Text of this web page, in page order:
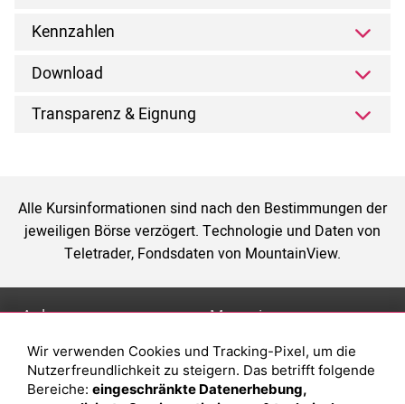
Kennzahlen
Download
Transparenz & Eignung
Alle Kursinformationen sind nach den Bestimmungen der
jeweiligen Börse verzögert. Technologie und Daten von
Teletrader, Fondsdaten von MountainView.
Anlage
Depot eröffnen
Depot vergleichen
Magazin
Was sind sind ETFs?
Sparplan Vorteile
Wir verwenden Cookies und Tracking-Pixel, um die
Nutzerfreundlichkeit zu steigern. Das betrifft folgende
Bereiche: eingeschränkte Datenerhebung,